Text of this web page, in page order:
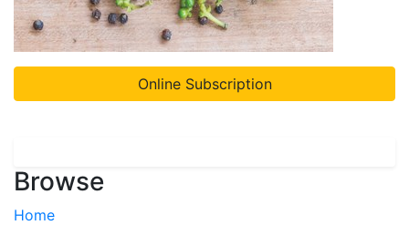
Online Subscription
Browse
Home